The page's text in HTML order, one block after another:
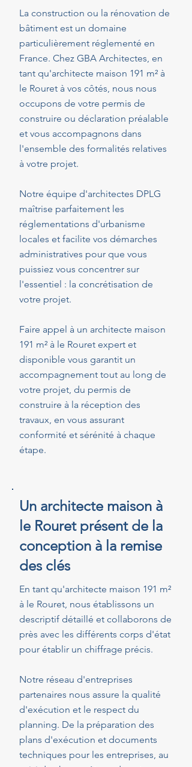
La construction ou la rénovation de
bâtiment est un domaine
particulièrement réglementé en
France. Chez GBA Architectes, en
tant qu'architecte maison 191 m² à
le Rouret à vos côtés, nous nous
occupons de votre permis de
construire ou déclaration préalable
et vous accompagnons dans
l'ensemble des formalités relatives
à votre projet.
Notre équipe d'architectes DPLG
maîtrise parfaitement les
réglementations d'urbanisme
locales et facilite vos démarches
administratives pour que vous
puissiez vous concentrer sur
l'essentiel : la concrétisation de
votre projet.
Faire appel à un architecte maison
191 m² à le Rouret expert et
disponible vous garantit un
accompagnement tout au long de
votre projet, du permis de
construire à la réception des
travaux, en vous assurant
conformité et sérénité à chaque
étape.
Un architecte maison à
le Rouret présent de la
conception à la remise
des clés
En tant qu'architecte maison 191 m²
à le Rouret, nous établissons un
descriptif détaillé et collaborons de
près avec les différents corps d'état
pour établir un chiffrage précis.
Notre réseau d'entreprises
partenaires nous assure la qualité
d'exécution et le respect du
planning. De la préparation des
plans d'exécution et documents
techniques pour les entreprises, au